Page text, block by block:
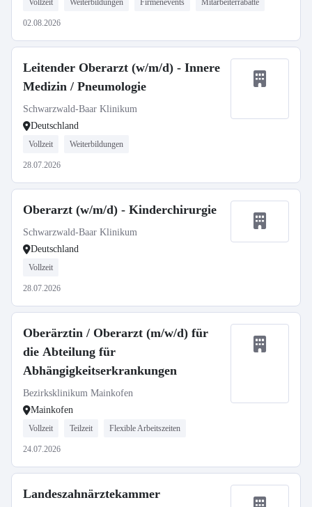
Vollzeit Weiterbildungen Firmenevents Mitarbeiterrabatte
02.08.2026
Leitender Oberarzt (w/m/d) - Innere
Medizin / Pneumologie
Schwarzwald-Baar Klinikum
Deutschland
Vollzeit Weiterbildungen
28.07.2026
Oberarzt (w/m/d) - Kinderchirurgie
Schwarzwald-Baar Klinikum
Deutschland
Vollzeit
28.07.2026
Oberärztin / Oberarzt (m/w/d) für
die Abteilung für
Abhängigkeitserkrankungen
Bezirksklinikum Mainkofen
Mainkofen
Vollzeit Teilzeit Flexible Arbeitszeiten
24.07.2026
Landeszahnärztekammer